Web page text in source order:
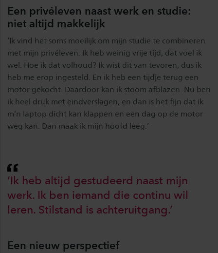
Een privéleven naast werk en studie:
niet altijd makkelijk
‘Ik vind het soms moeilijk om mijn studie te combineren
met mijn privéleven. Ik heb weinig vrije tijd, dat voel ik
wel. Hoe ik dat volhoud? Ik wist dit van tevoren, dus ik
heb me erop ingesteld. En ik heb een tijdje terug een
motor gekocht. Daardoor kan ik stoom afblazen. Nu ben
ik heel druk met eindverslagen, en dan is het fijn dat ik
m’n laptop dicht kan klappen en een dag op de motor
weg kan. Dan maak ik mijn hoofd leeg.’
‘Ik heb altijd gestudeerd naast mijn
werk. Ik ben iemand die continu wil
leren. Stilstand is achteruitgang.’
Een nieuw perspectief